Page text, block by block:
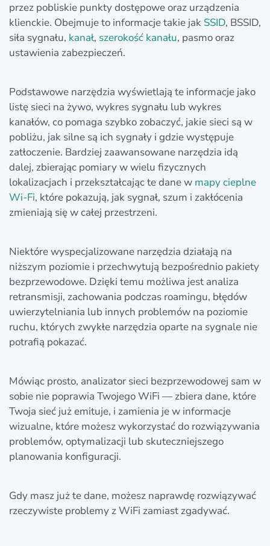
przez pobliskie punkty dostępowe oraz urządzenia
klienckie. Obejmuje to informacje takie jak SSID, BSSID,
siła sygnału, kanał, szerokość kanału, pasmo oraz
ustawienia zabezpieczeń.
Podstawowe narzędzia wyświetlają te informacje jako
listę sieci na żywo, wykres sygnału lub wykres
kanałów, co pomaga szybko zobaczyć, jakie sieci są w
pobliżu, jak silne są ich sygnały i gdzie występuje
zatłoczenie. Bardziej zaawansowane narzędzia idą
dalej, zbierając pomiary w wielu fizycznych
lokalizacjach i przekształcając te dane w mapy cieplne
Wi‑Fi, które pokazują, jak sygnał, szum i zakłócenia
zmieniają się w całej przestrzeni.
Niektóre wyspecjalizowane narzędzia działają na
niższym poziomie i przechwytują bezpośrednio pakiety
bezprzewodowe. Dzięki temu możliwa jest analiza
retransmisji, zachowania podczas roamingu, błędów
uwierzytelniania lub innych problemów na poziomie
ruchu, których zwykłe narzędzia oparte na sygnale nie
potrafią pokazać.
Mówiąc prosto, analizator sieci bezprzewodowej sam w
sobie nie poprawia Twojego WiFi — zbiera dane, które
Twoja sieć już emituje, i zamienia je w informacje
wizualne, które możesz wykorzystać do rozwiązywania
problemów, optymalizacji lub skuteczniejszego
planowania konfiguracji.
Gdy masz już te dane, możesz naprawdę rozwiązywać
rzeczywiste problemy z WiFi zamiast zgadywać.